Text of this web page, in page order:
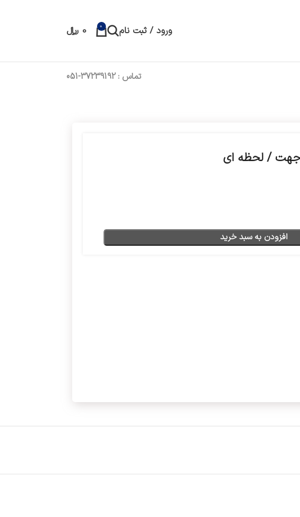
ورود / ثبت نام 0
0 ﷼
تماس : 37239192-051
افزودن به سبد خرید